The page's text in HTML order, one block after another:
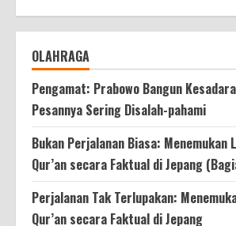
OLAHRAGA
Pengamat: Prabowo Bangun
Pesannya Sering Disalah-pahami
Bukan Perjalanan Biasa: Menemukan
Qur’an secara Faktual di Jepang
Perjalanan Tak Terlupakan:
Qur’an secara Faktual di Jepang